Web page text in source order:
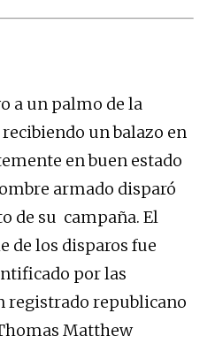
a un palmo de la
un balazo en
en buen estado
armado disparó
de su campaña. El
de los disparos fue
por las
registrado republicano
Matthew